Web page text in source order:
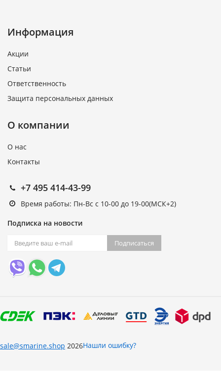
Информация
Акции
Статьи
Ответственность
Защита персональных данных
О компании
О нас
Контакты
+7 495 414-43-99
Время работы: Пн-Вс с 10-00 до 19-00(МСК+2)
Подписка на новости
Подписаться
sale@smarine.shop 2026Нашли ошибку?